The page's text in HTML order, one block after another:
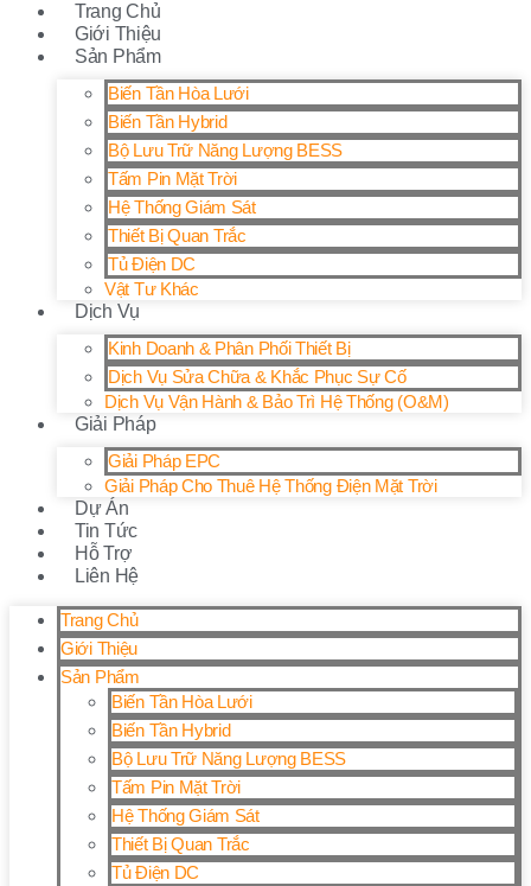
Trang Chủ
Giới Thiệu
Sản Phẩm
Biến Tần Hòa Lưới
Biến Tần Hybrid
Bộ Lưu Trữ Năng Lượng BESS
Tấm Pin Mặt Trời
Hệ Thống Giám Sát
Thiết Bị Quan Trắc
Tủ Điện DC
Vật Tư Khác
Dịch Vụ
Kinh Doanh & Phân Phối Thiết Bị
Dịch Vụ Sửa Chữa & Khắc Phục Sự Cố
Dịch Vụ Vận Hành & Bảo Trì Hệ Thống (O&M)
Giải Pháp
Giải Pháp EPC
Giải Pháp Cho Thuê Hệ Thống Điện Mặt Trời
Dự Án
Tin Tức
Hỗ Trợ
Liên Hệ
Trang Chủ
Giới Thiệu
Sản Phẩm
Biến Tần Hòa Lưới
Biến Tần Hybrid
Bộ Lưu Trữ Năng Lượng BESS
Tấm Pin Mặt Trời
Hệ Thống Giám Sát
Thiết Bị Quan Trắc
Tủ Điện DC